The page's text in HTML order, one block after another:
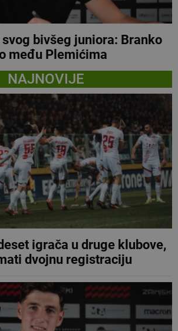
bivšeg juniora: Branko
među Plemićima
NAJNOVIJE
igrača u druge klubove,
dvojnu registraciju